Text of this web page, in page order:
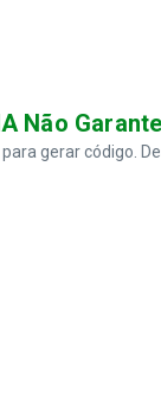
Não
gerar código.